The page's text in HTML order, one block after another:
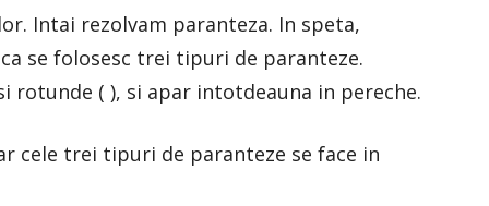
Intai rezolvam paranteza. In speta,
se folosesc trei tipuri de paranteze.
rotunde ( ), si apar intotdeauna in pereche.
cele trei tipuri de paranteze se face in